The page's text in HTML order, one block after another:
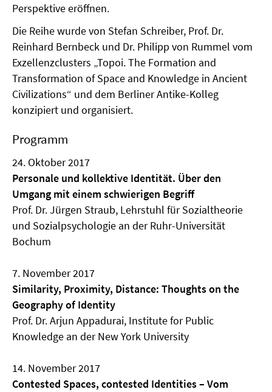
Perspektive eröffnen.
Die Reihe wurde von Stefan Schreiber, Prof. Dr.
Reinhard Bernbeck und Dr. Philipp von Rummel vom
Exzellenzclusters „Topoi. The Formation and
Transformation of Space and Knowledge in Ancient
Civilizations“ und dem Berliner Antike-Kolleg
konzipiert und organisiert.
Programm
24. Oktober 2017
Personale und kollektive Identität. Über den
Umgang mit einem schwierigen Begriff
Prof. Dr. Jürgen Straub, Lehrstuhl für Sozialtheorie
und Sozialpsychologie an der Ruhr-Universität
Bochum
7. November 2017
Similarity, Proximity, Distance: Thoughts on the
Geography of Identity
Prof. Dr. Arjun Appadurai, Institute for Public
Knowledge an der New York University
14. November 2017
Contested Spaces, contested Identities – Vom